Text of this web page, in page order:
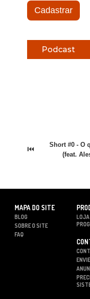
Cadastrar
Podcast
⏮
Short #0 - O
(feat.
MAPA DO SITE
BLOG
SOBRE O SITE
FAQ
LOJA